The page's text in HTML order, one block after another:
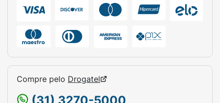
apresentado, seu médico poderá optar por
do início dos ciclos de tratamento até que ocorra
a recuperação dos níveis de neutrófilos no
sangue.
Infecções:Como Ibrance pode causar diminuição
Compre pelo Drogatel